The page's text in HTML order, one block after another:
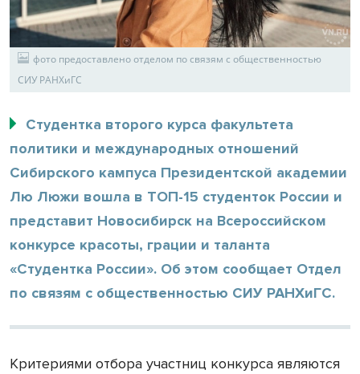
фото предоставлено отделом по связям с общественностью
СИУ РАНХиГС
Студентка второго курса факультета
политики и международных отношений
Сибирского кампуса Президентской академии
Лю Люжи вошла в ТОП-15 студенток России и
представит Новосибирск на Всероссийском
конкурсе красоты, грации и таланта
«Студентка России». Об этом сообщает Отдел
по связям с общественностью СИУ РАНХиГС.
Критериями отбора участниц конкурса являются